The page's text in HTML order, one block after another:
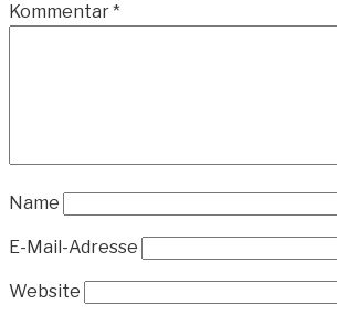
Kommentar*
Name
E-Mail-Adresse
Website